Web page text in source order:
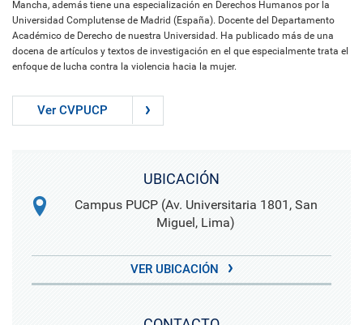
Mancha, además tiene una especialización en Derechos Humanos por la
Universidad Complutense de Madrid (España). Docente del Departamento
Académico de Derecho de nuestra Universidad. Ha publicado más de una
docena de artículos y textos de investigación en el que especialmente trata el
enfoque de lucha contra la violencia hacia la mujer.
Ver CVPUCP
UBICACIÓN
Campus PUCP (Av. Universitaria 1801, San
Miguel, Lima)
VER UBICACIÓN